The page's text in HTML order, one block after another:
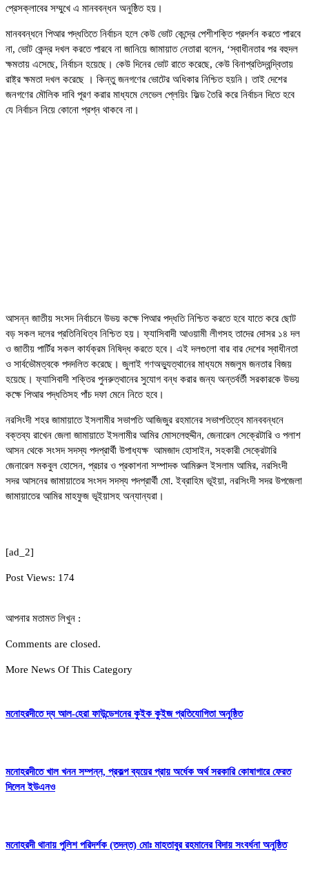
প্রেসক্লাবের সম্মুখে এ মানববন্ধন অনুষ্ঠিত হয়।
মানববন্ধনে পিআর পদ্ধতিতে নির্বাচন হলে কেউ ভোট কেন্দ্রে পেশীশক্তি প্রদর্শন করতে পারবে
না, ভোট কেন্দ্র দখল করতে পারবে না জানিয়ে জামায়াত নেতারা বলেন, ‘স্বাধীনতার পর বহুদল
ক্ষমতায় এসেছে, নির্বাচন হয়েছে। কেউ দিনের ভোট রাতে করেছে, কেউ বিনাপ্রতিদ্বন্দ্বিতায়
রাষ্ট্র ক্ষমতা দখল করেছে । কিন্তু জনগণের ভোটের অধিকার নিশ্চিত হয়নি। তাই দেশের
জনগণের মৌলিক দাবি পূরণ করার মাধ্যমে লেভেল প্লেয়িং ফিল্ড তৈরি করে নির্বাচন দিতে হবে
যে নির্বাচন নিয়ে কোনো প্রশ্ন থাকবে না।
আসন্ন জাতীয় সংসদ নির্বাচনে উভয় কক্ষে পিআর পদ্ধতি নিশ্চিত করতে হবে যাতে করে ছোট
বড় সকল দলের প্রতিনিধিত্ব নিশ্চিত হয়। ফ্যাসিবাদী আওয়ামী লীগসহ তাদের দোসর ১৪ দল
ও জাতীয় পার্টির সকল কার্যক্রম নিষিদ্ধ করতে হবে। এই দলগুলো বার বার দেশের স্বাধীনতা
ও সার্বভৌমত্বকে পদদলিত করেছে। জুলাই গণঅভ্যুত্থানের মাধ্যমে মজলুম জনতার বিজয়
হয়েছে। ফ্যাসিবাদী শক্তির পুনরুত্থানের সুযোগ বন্ধ করার জন্য অন্তর্বর্তী সরকারকে উভয়
কক্ষে পিআর পদ্ধতিসহ পাঁচ দফা মেনে নিতে হবে।
নরসিংদী শহর জামায়াতে ইসলামীর সভাপতি আজিজুর রহমানের সভাপতিত্বে মানববন্ধনে
বক্তব্য রাখেন জেলা জামায়াতে ইসলামীর আমির মোসলেহুদ্দীন, জেনারেল সেক্রেটারি ও পলাশ
আসন থেকে সংসদ সদস্য পদপ্রার্থী উপাধ্যক্ষ আমজাদ হোসাইন, সহকারী সেক্রেটারি
জেনারেল মকবুল হোসেন, প্রচার ও প্রকাশনা সম্পাদক আমিরুল ইসলাম আমির, নরসিংদী
সদর আসনের জামায়াতের সংসদ সদস্য পদপ্রার্থী মো. ইব্রাহিম ভূইয়া, নরসিংদী সদর উপজেলা
জামায়াতের আমির মাহফুজ ভূইয়াসহ অন্যান্যরা।
[ad_2]
Post Views: 174
আপনার মতামত লিখুন :
Comments are closed.
More News Of This Category
মনোহরদীতে দ্য আল-হেরা ফাউন্ডেশনের কুইক কুইজ প্রতিযোগিতা অনুষ্ঠিত
মনোহরদীতে খাল খনন সম্পন্ন, প্রকল্প ব্যয়ের প্রায় অর্ধেক অর্থ সরকারি কোষাগারে ফেরত
দিলেন ইউএনও
মনোহরদী থানায় পুলিশ পরিদর্শক (তদন্ত) মোঃ মাহতাবুর রহমানের বিদায় সংবর্ধনা অনুষ্ঠিত